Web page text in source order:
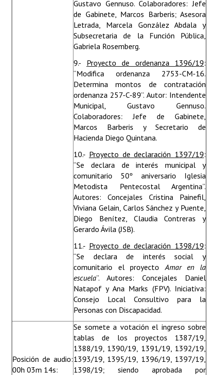
Gustavo Gennuso. Colaboradores: Jefe
de Gabinete, Marcos Barberis; Asesora
Letrada, Marcela González Abdala y
Subsecretaria de la Función Pública,
Gabriela Rosemberg.
9.- Proyecto de ordenanza 1396/19:
“Modifica ordenanza 2753-CM-16.
Determina montos de contratación
ordenanza 257-C-89”. Autor: Intendente
Municipal, Gustavo Gennuso.
Colaboradores: Jefe de Gabinete,
Marcos Barberis y Secretario de
Hacienda Diego Quintana.
10.- Proyecto de declaración 1397/19:
“Se declara de interés municipal y
comunitario 50º aniversario Iglesia
Metodista Pentecostal Argentina”.
Autores: Concejales Cristina Painefil,
Viviana Gelain, Carlos Sánchez y Puente,
Diego Benítez, Claudia Contreras y
Gerardo Ávila (JSB).
11.- Proyecto de declaración 1398/19:
“Se declara de interés social y
comunitario el proyectoAmar en la
escuela”. Autores: Concejales Daniel
Natapof y Ana Marks (FPV). Iniciativa:
Consejo Local Consultivo para la
Personas con Discapacidad.
Posición de audio:
00h 03m 14s:
Se somete a votación el ingreso sobre
tablas de los proyectos 1387/19,
1388/19, 1390/19, 1391/19, 1392/19,
1393/19, 1395/19, 1396/19, 1397/19,
1398/19; siendo aprobada por